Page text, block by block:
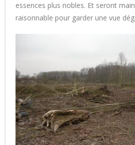
essences plus nobles. Et seront
raisonnable pour garder une vue